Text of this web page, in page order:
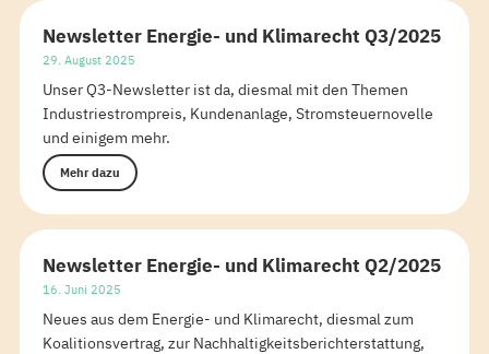
Newsletter Energie- und Klimarecht Q3/2025
29. August 2025
Unser Q3-Newsletter ist da, diesmal mit den Themen
Industriestrompreis, Kundenanlage, Stromsteuernovelle
und einigem mehr.
Mehr dazu
Newsletter Energie- und Klimarecht Q2/2025
16. Juni 2025
Neues aus dem Energie- und Klimarecht, diesmal zum
Koalitionsvertrag, zur Nachhaltigkeitsberichterstattung,